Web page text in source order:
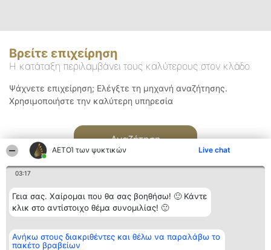
ΑΕΤΟΊ των ψυκτικών Live chat
03:17
Γεια σας. Χαίρομαι που θα σας βοηθήσω! 🙂 Κάντε
κλικ στο αντίστοιχο θέμα συνομιλίας! 🙂
Ανήκω στους διακριθέντες και θέλω να παραλάβω το
πακέτο βραβείων
Βρείτε επιχείρηση
Η κατάταξη περιλαμβάνει τους καλύτερους στον κλάδο
Ψάχνετε επιχείρηση; Ελέγξτε τη μηχανή αναζήτησης.
Χρησιμοποιήστε την καλύτερη υπηρεσία
Αναζήτηση
Διοργανωτής της
κατάταξης
BEAUTIFUL COMPANY
Κατάταξη
Διακριθέντες
Επικοινωνία
Επικοινωνία